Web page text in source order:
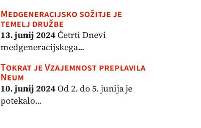
Medgeneracijsko sožitje je
temelj družbe
13. junij 2024Četrti Dnevi
medgeneracijskega...
Tokrat je Vzajemnost preplavila
Neum
10. junij 2024Od 2. do 5. junija je
potekalo...